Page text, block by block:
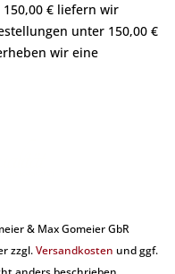
€ liefern wir
unter 150,00 €
wir eine
& Max Gomeier GbR
zzgl.Versandkosten und ggf.